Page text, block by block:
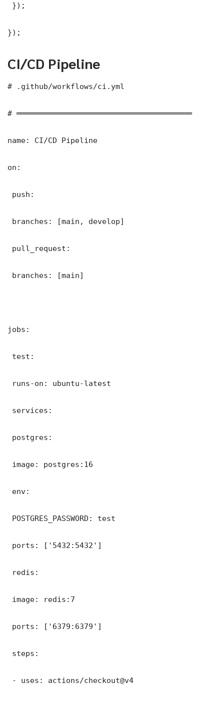
});
});
CI/CD Pipeline
# .github/workflows/ci.yml
# ═══════════════════════════════════════
name: CI/CD Pipeline
on:
push:
branches: [main, develop]
pull_request:
branches: [main]
jobs:
test:
runs-on: ubuntu-latest
services:
postgres:
image: postgres:16
env:
POSTGRES_PASSWORD: test
ports: ['5432:5432']
redis:
image: redis:7
ports: ['6379:6379']
steps:
- uses: actions/checkout@v4